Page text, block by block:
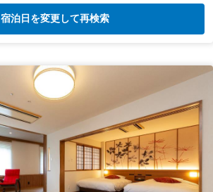
宿泊日を変更して再検索